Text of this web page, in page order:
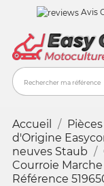
Avis
Accueil
d'Origine
neuves Staub
Courroie
Référence